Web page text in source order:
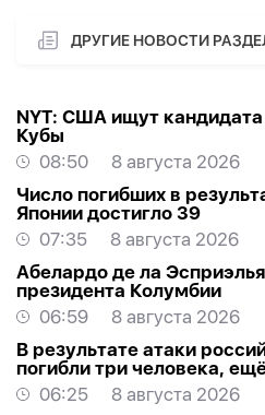
ДРУГИЕ НОВОСТИ
NYT: США ищут кандидата
Кубы
08:50
8 августа 2026
Число погибших в
Японии достигло 39
07:35
8 августа 2026
Абелардо де ла
президента Колумбии
06:59
8 августа 2026
В результате атаки
погибли три человека,
06:25
8 августа 2026